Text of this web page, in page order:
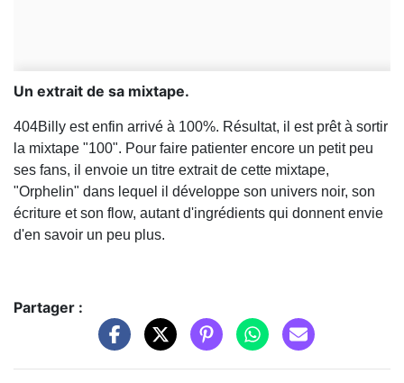
Un extrait de sa mixtape.
404Billy est enfin arrivé à 100%. Résultat, il est prêt à sortir
la mixtape "100". Pour faire patienter encore un petit peu
ses fans, il envoie un titre extrait de cette mixtape,
"Orphelin" dans lequel il développe son univers noir, son
écriture et son flow, autant d'ingrédients qui donnent envie
d'en savoir un peu plus.
Partager :